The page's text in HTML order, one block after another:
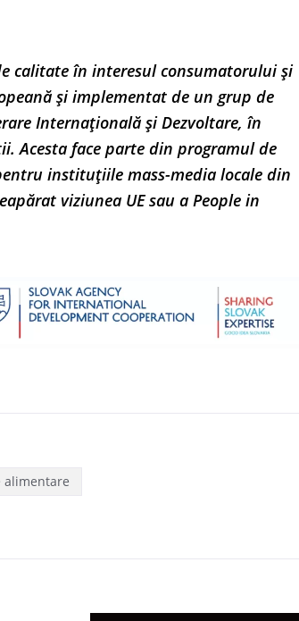
calitate în interesul consumatorului și
și implementat de un grup de
Internațională și Dezvoltare, în
Acesta face parte din programul de
instituțiile mass-media locale din
viziunea UE sau a People in
alimentare